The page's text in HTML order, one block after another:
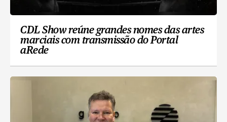
CDL Show reúne grandes nomes das artes
marciais com transmissão do Portal
aRede